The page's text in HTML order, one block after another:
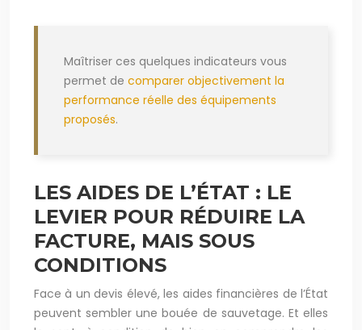
Maîtriser ces quelques indicateurs vous
permet de comparer objectivement la
performance réelle des équipements
proposés.
LES AIDES DE L’ÉTAT : LE
LEVIER POUR RÉDUIRE LA
FACTURE, MAIS SOUS
CONDITIONS
Face à un devis élevé, les aides financières de l’État
peuvent sembler une bouée de sauvetage. Et elles